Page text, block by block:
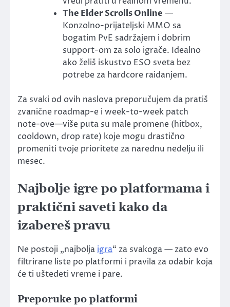
The Elder Scrolls Online —
Konzolno-prijateljski MMO sa
bogatim PvE sadržajem i dobrim
support-om za solo igrače. Idealno
ako želiš iskustvo ESO sveta bez
potrebe za hardcore raidanjem.
Za svaki od ovih naslova preporučujem da pratiš
zvanične roadmap-e i week-to-week patch
note-ove—više puta su male promene (hitbox,
cooldown, drop rate) koje mogu drastično
promeniti tvoje prioritete za narednu nedelju ili
mesec.
Najbolje igre po platformama i
praktični saveti kako da
izabereš pravu
Ne postoji „najbolja igra“ za svakoga — zato evo
filtrirane liste po platformi i pravila za odabir koja
će ti uštedeti vreme i pare.
Preporuke po platformi